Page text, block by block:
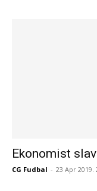
Ekonomist
CG Fudbal - 23 Apr 2019.